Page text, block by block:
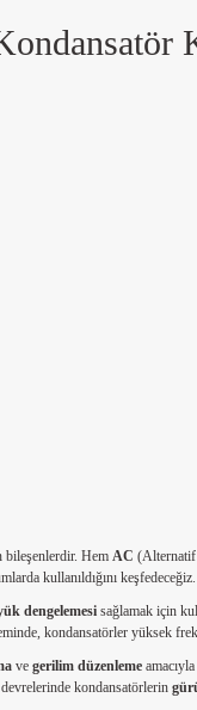
Hem AC (Alternatif
kullanıldığını keşfedeceğiz.
dengelemesi sağlamak için
kondansatörler yüksek
ve gerilim düzenleme
kondansatörlerin